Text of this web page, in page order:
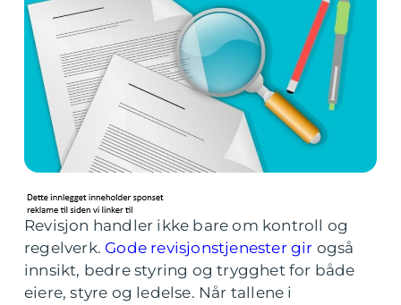
Revisjon handler ikke bare om kontroll og
regelverk. Gode revisjonstjenester gir også
innsikt, bedre styring og trygghet for både
eiere, styre og ledelse. Når tallene i